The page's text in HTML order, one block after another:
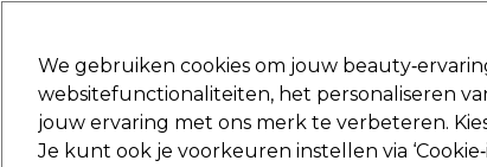
Merken Deals Haar
We gebruiken cookies om jouw
websitefunctionaliteiten, het personaliseren
jouw ervaring met ons merk te verbeteren.
Je kunt ook je voorkeuren instellen via